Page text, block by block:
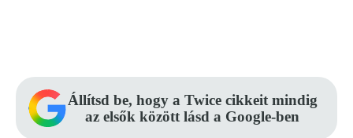
Állítsd be, hogy a Twice cikkeit mindig
az elsők között lásd a Google-ben